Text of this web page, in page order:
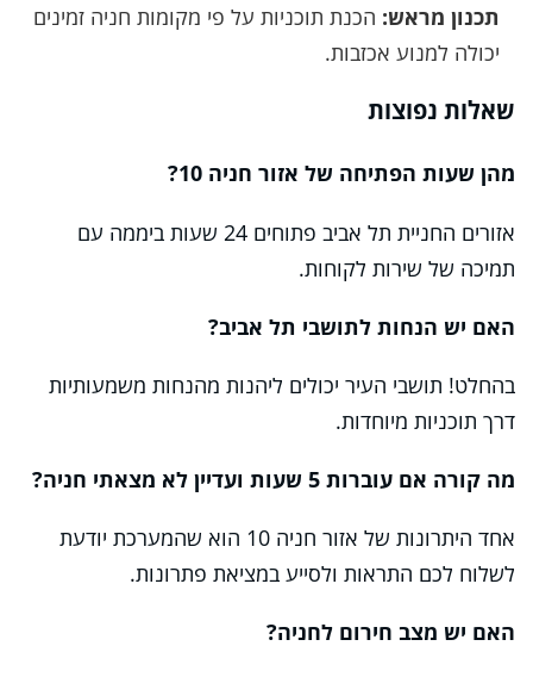
תכנון מראש: הכנת תוכניות על פי מקומות חניה זמינים
יכולה למנוע אכזבות.
שאלות נפוצות
מהן שעות הפתיחה של אזור חניה 10?
אזורים החניית תל אביב פתוחים 24 שעות ביממה עם
תמיכה של שירות לקוחות.
האם יש הנחות לתושבי תל אביב?
בהחלט! תושבי העיר יכולים ליהנות מהנחות משמעותיות
דרך תוכניות מיוחדות.
מה קורה אם עוברות 5 שעות ועדיין לא מצאתי חניה?
אחד היתרונות של אזור חניה 10 הוא שהמערכת יודעת
לשלוח לכם התראות ולסייע במציאת פתרונות.
האם יש מצב חירום לחניה?